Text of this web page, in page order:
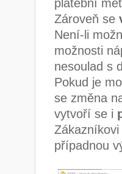
platební
Zároveň se
Není-li
možnosti
nesoulad s
Pokud je
se změna
vytvoří se i
případnou